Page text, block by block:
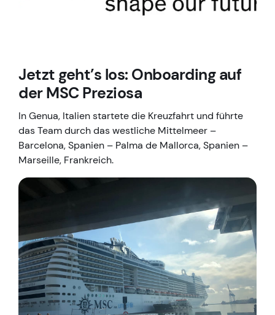
Jetzt geht’s los: Onboarding auf
der MSC Preziosa
In Genua, Italien startete die Kreuzfahrt und führte
das Team durch das westliche Mittelmeer –
Barcelona, Spanien – Palma de Mallorca, Spanien –
Marseille, Frankreich.